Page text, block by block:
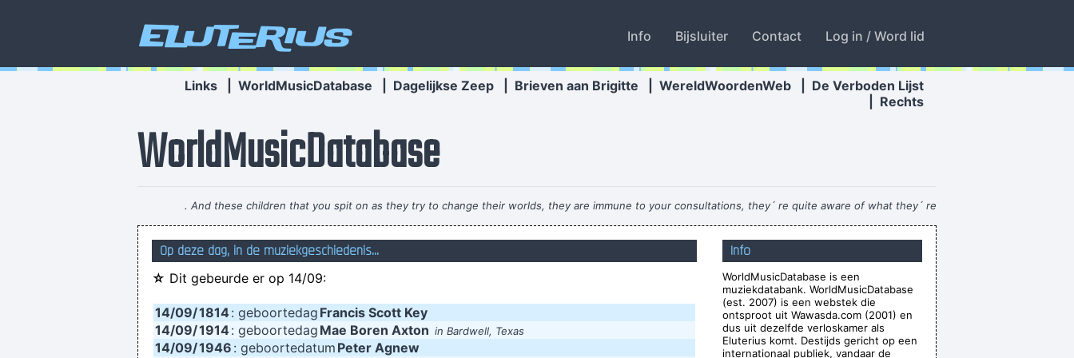
Eluterius Info Bijsluiter Contact Log in / Word lid
Links WorldMusicDatabase Dagelijkse Zeep Brieven aan Brigitte WereldWoordenWeb
De Verboden Lijst
Rechts
WorldMusicDatabase
. And these children that you spit on as they try to change their worlds, they are immune to your consultations, they´ re quite aware of what they´ re
going through.~ David Bowie
This is one place were technology has become important to us. Working on a digital setup, you can just take things off then put them in other places
and contruct your framework without loosing generation and end up with this carefully contructed, multi-layered format, but at the same time all of the
parts in it are improvised and loose. Without digital technology, you couldn't do that.~ Mark Hollis
I was only 21 I was just trying to take everyday subjects and write about things other people weren´t writing about - working-class life and culture
~
Paul Weller
Op deze dag, in de muziekgeschiedenis...
☆ Dit gebeurde er op 14/09:
14/09/1814 : geboortedag Francis Scott Key
14/09/1914: geboortedag Mae Boren Axton in Bardwell, Texas
14/09/1946 : geboortedatum Peter Agnew
Info
WorldMusicDatabase is een
muziekdatabank. WorldMusicDatabase
(est. 2007) is een webstek die
ontsproot uit Wawasda.com (2001) en
dus uit dezelfde verloskamer als
Eluterius komt. Destijds gericht op een
internationaal publiek, vandaar de